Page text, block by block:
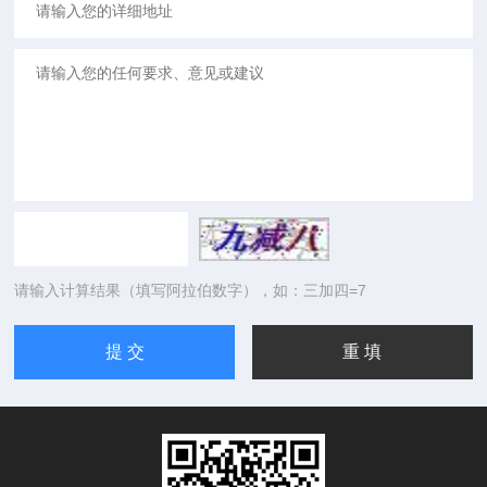
请输入计算结果（填写阿拉伯数字），如：三加四=7